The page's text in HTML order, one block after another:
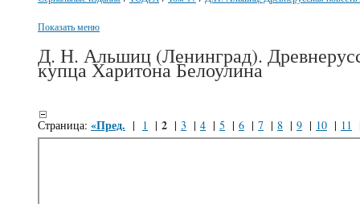
Показать меню
Д. Н. Альшиц (Ленинград).
купца Харитона Белоулина
Страница: «Пред. | 1 | 2 | 3 | 4 | 5 | 6 | 7 | 8 | 9 | 10 | 11